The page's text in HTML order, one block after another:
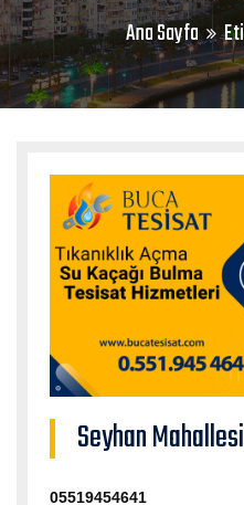
Ana Sayfa
Seyhan
05519454641